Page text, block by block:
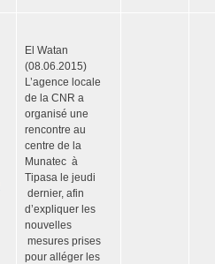
El Watan
(08.06.2015)
L’agence locale
de la CNR a
organisé une
rencontre au
centre de la
Munatec à
Tipasa le jeudi
dernier, afin
d’expliquer les
nouvelles
mesures prises
pour alléger les